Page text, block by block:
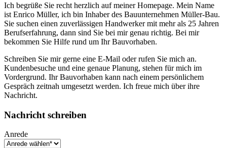
Ich begrüße Sie recht herzlich auf meiner Homepage. Mein Name
ist Enrico Müller, ich bin Inhaber des Bauunternehmen Müller-Bau.
Sie suchen einen zuverlässigen Handwerker mit mehr als 25 Jahren
Berufserfahrung, dann sind Sie bei mir genau richtig. Bei mir
bekommen Sie Hilfe rund um Ihr Bauvorhaben.
Schreiben Sie mir gerne eine E-Mail oder rufen Sie mich an.
Kundenbesuche und eine genaue Planung, stehen für mich im
Vordergrund. Ihr Bauvorhaben kann nach einem persönlichem
Gespräch zeitnah umgesetzt werden. Ich freue mich über ihre
Nachricht.
Nachricht schreiben
Anrede